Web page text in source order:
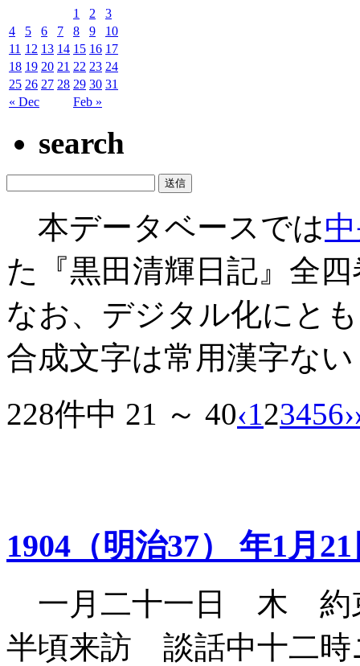
« Dec Feb »
1 2
3
4
5 6 7 8 9
10
11 12 13 14 15 16 17
18 19 20 21 22 23 24
25 26 27 28 29 30 31
search
本データベースでは
た『黒田清輝日記』全
なお、デジタル化にと
合成文字は常用漢字な
228件中 21 ～ 40‹123456›
1904（明治37） 年1月
一月二十一日 木 約
半頃来訪 談話中十二